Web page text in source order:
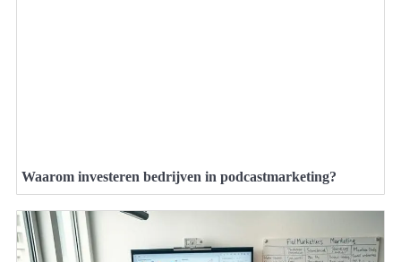
Waarom investeren bedrijven in podcastmarketing?